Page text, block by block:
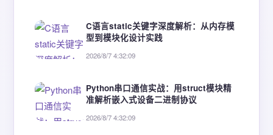
C语言static关键字深度解析：从内存模
型到模块化设计实践
2026/8/7 4:32:09
Python串口通信实战：用struct模块精
准解析嵌入式设备二进制协议
2026/8/7 4:32:09